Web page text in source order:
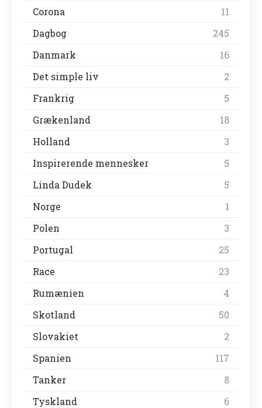
Corona
11
Dagbog
245
Danmark
16
Det simple liv
2
Frankrig
5
Grækenland
18
Holland
3
Inspirerende mennesker
5
Linda Dudek
5
Norge
1
Polen
3
Portugal
25
Race
23
Rumænien
4
Skotland
50
Slovakiet
2
Spanien
117
Tanker
8
Tyskland
6